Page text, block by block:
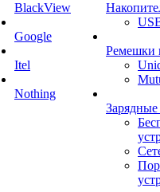
BlackView
Google
Itel
Nothing
Ремешки
Зарядные